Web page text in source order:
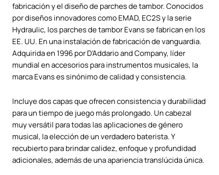
fabricación y el diseño de parches de tambor. Conocidos
por diseños innovadores como EMAD, EC2S y la serie
Hydraulic, los parches de tambor Evans se fabrican en los
EE. UU. En una instalación de fabricación de vanguardia.
Adquirida en 1996 por D’Addario and Company, líder
mundial en accesorios para instrumentos musicales, la
marca Evans es sinónimo de calidad y consistencia.
Incluye dos capas que ofrecen consistencia y durabilidad
para un tiempo de juego más prolongado. Un cabezal
muy versátil para todas las aplicaciones de género
musical, la elección de un verdadero baterista. Y
recubierto para brindar calidez, enfoque y profundidad
adicionales, además de una apariencia translúcida única.